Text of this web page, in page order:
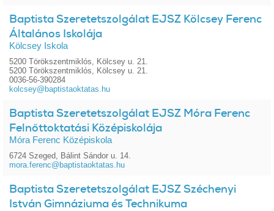
Baptista Szeretetszolgálat EJSZ Kölcsey Ferenc
Általános Iskolája
Kölcsey Iskola
5200 Törökszentmiklós, Kölcsey u. 21.
5200 Törökszentmiklós, Kölcsey u. 21.
0036-56-390284
kolcsey@baptistaoktatas.hu
Baptista Szeretetszolgálat EJSZ Móra Ferenc
Felnőttoktatási Középiskolája
Móra Ferenc Középiskola
6724 Szeged, Bálint Sándor u. 14.
mora.ferenc@baptistaoktatas.hu
Baptista Szeretetszolgálat EJSZ Széchenyi
István Gimnáziuma és Technikuma